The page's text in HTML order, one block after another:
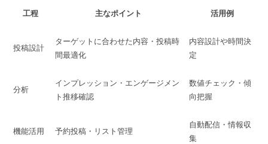
工程 主なポイント 活用例
投稿設計
ターゲットに合わせた内容・投稿時
間最適化
内容設計や時間決
定
分析
インプレッション・エンゲージメン
ト推移確認
数値チェック・傾
向把握
機能活用 予約投稿・リスト管理
自動配信・情報収
集